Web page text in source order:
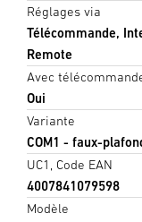
Réglages via
Télécommande,
Remote
Avec
Oui
Variante
COM1 - faux-
UC1, Code EAN
4007841079598
Modèle